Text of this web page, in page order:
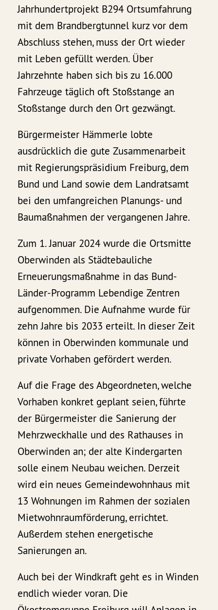
Jahrhundertprojekt B294 Ortsumfahrung
mit dem Brandbergtunnel kurz vor dem
Abschluss stehen, muss der Ort wieder
mit Leben gefüllt werden. Über
Jahrzehnte haben sich bis zu 16.000
Fahrzeuge täglich oft Stoßstange an
Stoßstange durch den Ort gezwängt.
Bürgermeister Hämmerle lobte
ausdrücklich die gute Zusammenarbeit
mit Regierungspräsidium Freiburg, dem
Bund und Land sowie dem Landratsamt
bei den umfangreichen Planungs- und
Baumaßnahmen der vergangenen Jahre.
Zum 1. Januar 2024 wurde die Ortsmitte
Oberwinden als Städtebauliche
Erneuerungsmaßnahme in das Bund-
Länder-Programm Lebendige Zentren
aufgenommen. Die Aufnahme wurde für
zehn Jahre bis 2033 erteilt. In dieser Zeit
können in Oberwinden kommunale und
private Vorhaben gefördert werden.
Auf die Frage des Abgeordneten, welche
Vorhaben konkret geplant seien, führte
der Bürgermeister die Sanierung der
Mehrzweckhalle und des Rathauses in
Oberwinden an; der alte Kindergarten
solle einem Neubau weichen. Derzeit
wird ein neues Gemeindewohnhaus mit
13 Wohnungen im Rahmen der sozialen
Mietwohnraumförderung, errichtet.
Außerdem stehen energetische
Sanierungen an.
Auch bei der Windkraft geht es in Winden
endlich wieder voran. Die